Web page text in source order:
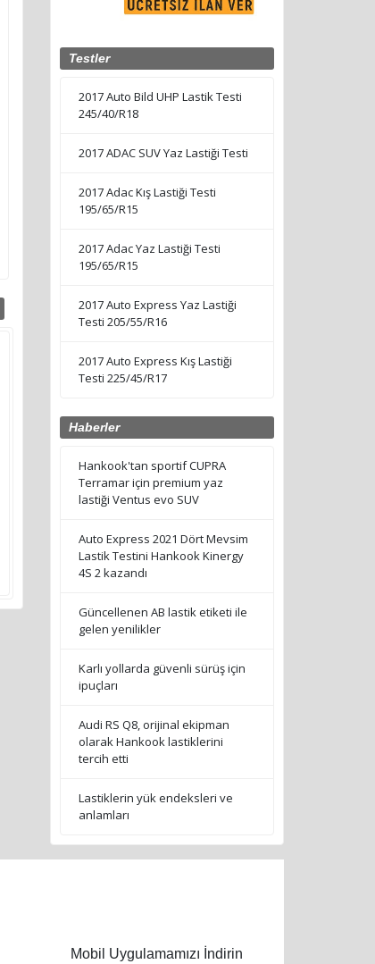
Testler
2017 Auto Bild UHP Lastik Testi
245/40/R18
2017 ADAC SUV Yaz Lastiği Testi
2017 Adac Kış Lastiği Testi
195/65/R15
2017 Adac Yaz Lastiği Testi
195/65/R15
2017 Auto Express Yaz Lastiği
Testi 205/55/R16
2017 Auto Express Kış Lastiği
Testi 225/45/R17
Haberler
Hankook'tan sportif CUPRA
Terramar için premium yaz
lastiği Ventus evo SUV
Auto Express 2021 Dört Mevsim
Lastik Testini Hankook Kinergy
4S 2 kazandı
Güncellenen AB lastik etiketi ile
gelen yenilikler
Karlı yollarda güvenli sürüş için
ipuçları
Audi RS Q8, orijinal ekipman
olarak Hankook lastiklerini
tercih etti
Lastiklerin yük endeksleri ve
anlamları
Mobil Uygulamamızı İndirin